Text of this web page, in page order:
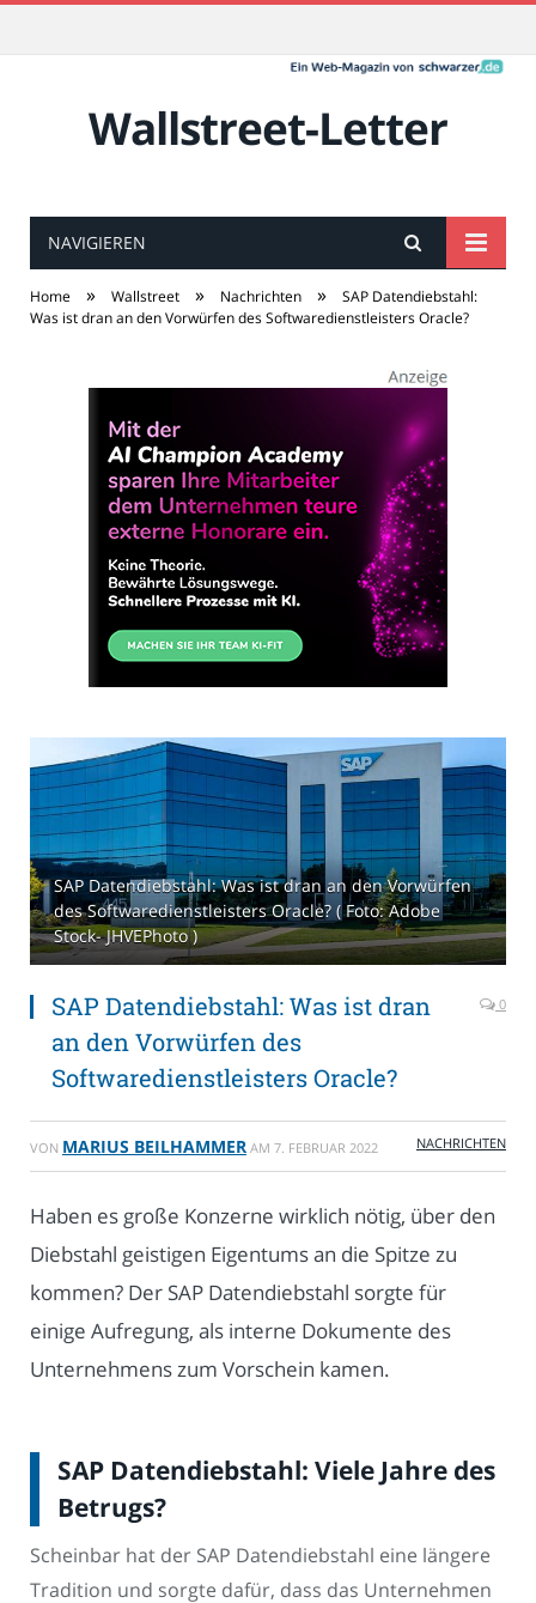
Wallstreet-Letter
NAVIGIEREN
Home » Wallstreet » Nachrichten »
SAP Datendiebstahl:
Was ist dran an den Vorwürfen des Softwaredienstleisters Oracle?
SAP Datendiebstahl: Was ist dran an den Vorwürfen
des Softwaredienstleisters Oracle? ( Foto: Adobe
Stock- JHVEPhoto )
SAP Datendiebstahl: Was ist dran
an den Vorwürfen des
Softwaredienstleisters Oracle?
0
VON MARIUS BEILHAMMER AM 7. FEBRUAR 2022 NACHRICHTEN
Haben es große Konzerne wirklich nötig, über den
Diebstahl geistigen Eigentums an die Spitze zu
kommen? Der SAP Datendiebstahl sorgte für
einige Aufregung, als interne Dokumente des
Unternehmens zum Vorschein kamen.
SAP Datendiebstahl: Viele Jahre des
Betrugs?
Scheinbar hat der SAP Datendiebstahl eine längere
Tradition und sorgte dafür, dass das Unternehmen